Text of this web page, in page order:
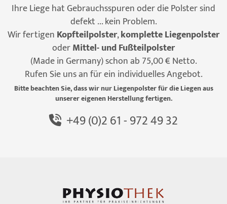
Ihre Liege hat Gebrauchsspuren oder die Polster sind
defekt ... kein Problem.
Wir fertigen Kopfteilpolster,komplette Liegenpolster
oderMittel- und Fußteilpolster
(Made in Germany) schon ab 75,00 € Netto.
Rufen Sie uns an für ein individuelles Angebot.
Bitte beachten Sie, dass wir nur Liegenpolster für die Liegen aus
unserer eigenen Herstellung fertigen.
+49 (0)2 61 - 972 49 32